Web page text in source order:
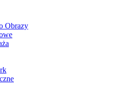
Obrazy